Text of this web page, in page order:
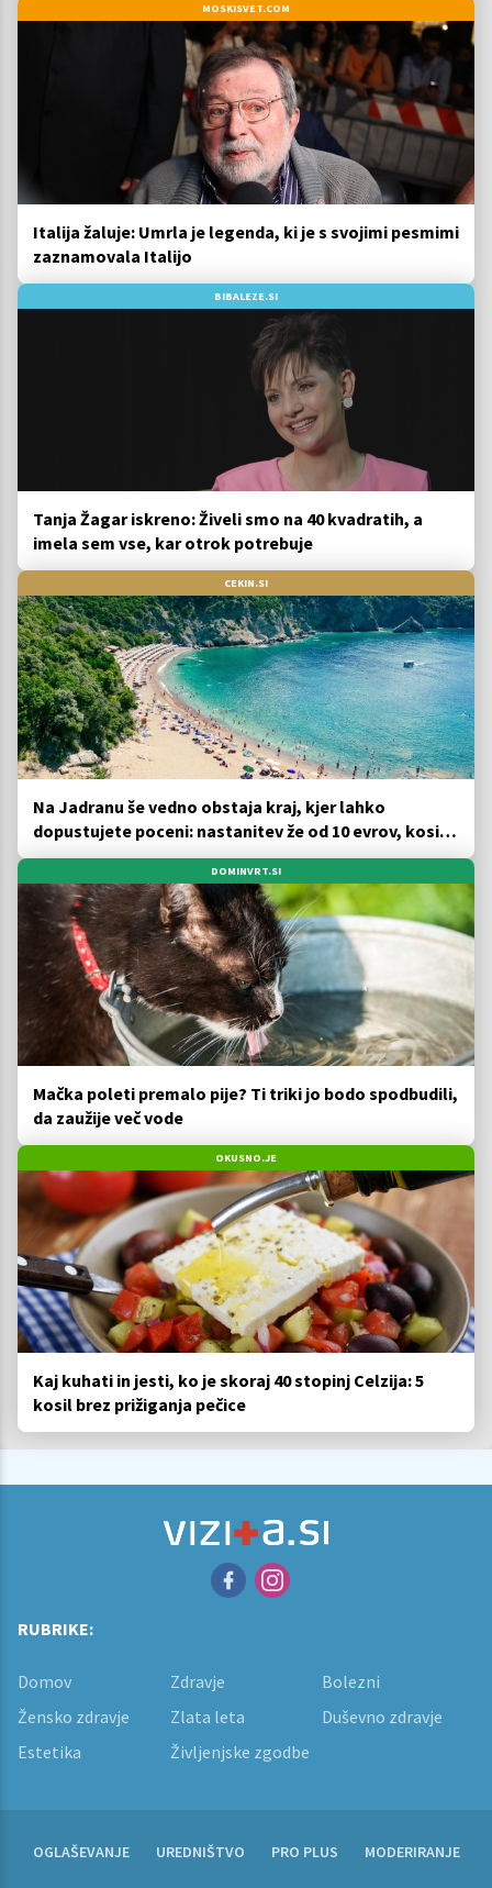
MOSKISVET.COM
Italija žaluje: Umrla je legenda, ki je s svojimi pesmimi
zaznamovala Italijo
BIBALEZE.SI
Tanja Žagar iskreno: Živeli smo na 40 kvadratih, a
imela sem vse, kar otrok potrebuje
CEKIN.SI
Na Jadranu še vedno obstaja kraj, kjer lahko
dopustujete poceni: nastanitev že od 10 evrov, kosilo
za pet evrov
DOMINVRT.SI
Mačka poleti premalo pije? Ti triki jo bodo spodbudili,
da zaužije več vode
OKUSNO.JE
Kaj kuhati in jesti, ko je skoraj 40 stopinj Celzija: 5
kosil brez prižiganja pečice
RUBRIKE:
Domov Zdravje
Bolezni
Žensko zdravje
Zlata leta
Duševno zdravje
Estetika
Življenjske zgodbe
OGLAŠEVANJE UREDNIŠTVO PRO PLUS MODERIRANJE